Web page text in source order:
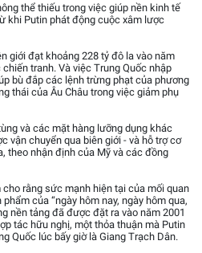
thể thiếu trong việc giúp nền kinh tế
khi Putin phát động cuộc xâm lược
giới đạt khoảng 228 tỷ đô la vào năm
tranh. Và việc Trung Quốc nhập
bù đắp các lệnh trừng phạt của phương
thái của Âu Châu trong việc giảm phụ
và các mặt hàng lưỡng dụng khác
vận chuyển qua biên giới - và hỗ trợ cơ
theo nhận định của Mỹ và các đồng
rằng sức mạnh hiện tại của mối quan
của “ngày hôm nay, ngày hôm qua,
nền tảng đã được đặt ra vào năm 2001
tác hữu nghị, một thỏa thuận mà Putin
Quốc lúc bấy giờ là Giang Trạch Dân.